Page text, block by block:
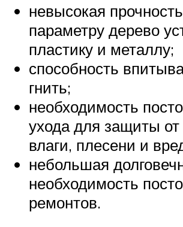
невысокая
параметру дерево
пластику и металлу;
способность
гнить;
необходимость
ухода для защиты
влаги, плесени и
небольшая
необходимость
ремонтов.